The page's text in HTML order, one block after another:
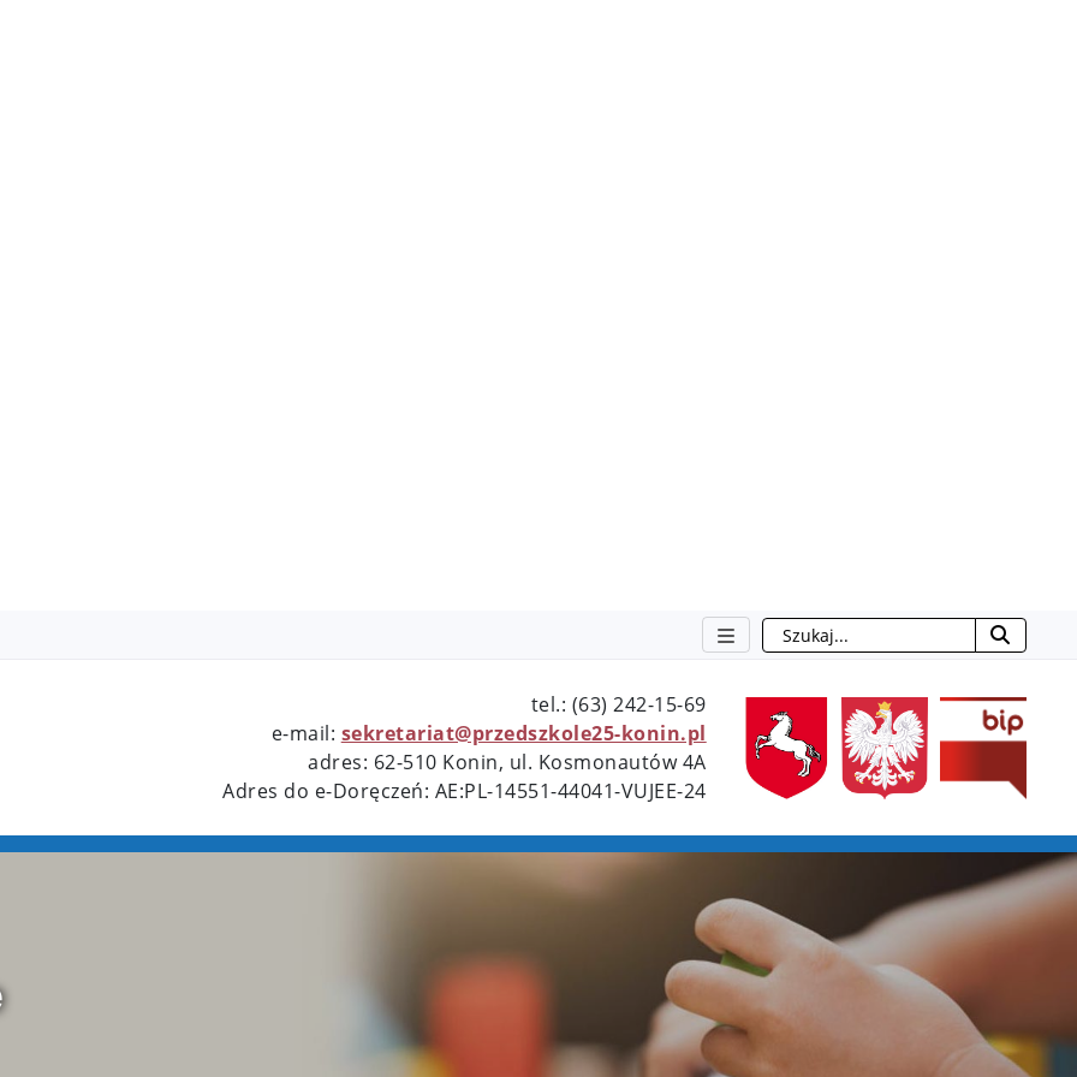
Szukaj
tel.: (63) 242-15-69
e-mail: sekretariat@przedszkole25-konin.pl
adres: 62-510 Konin, ul. Kosmonautów 4A
Adres do e-Doręczeń: AE:PL-14551-44041-VUJEE-24